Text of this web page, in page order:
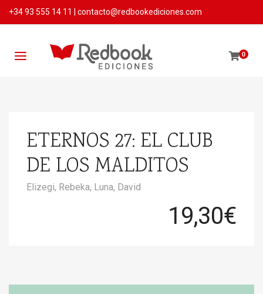
+34 93 555 14 11 contacto@redbookediciones.com
0
ETERNOS 27: EL CLUB
DE LOS MALDITOS
Elizegi, Rebeka, Luna, David
19,30€